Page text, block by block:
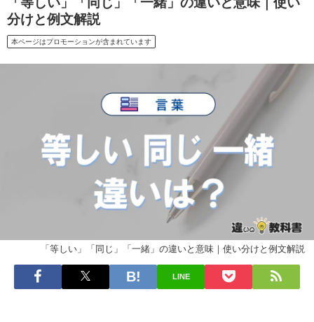
分けと例文解説
本ページはプロモーションが含まれています
「等しい」「同じ」「一緒」の違いと意味｜使い分けと例文解説
LINE